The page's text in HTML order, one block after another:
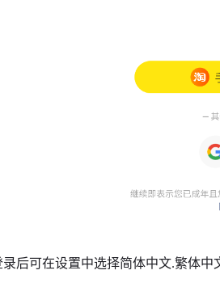
录后可在设置中选择简体中文.繁体中